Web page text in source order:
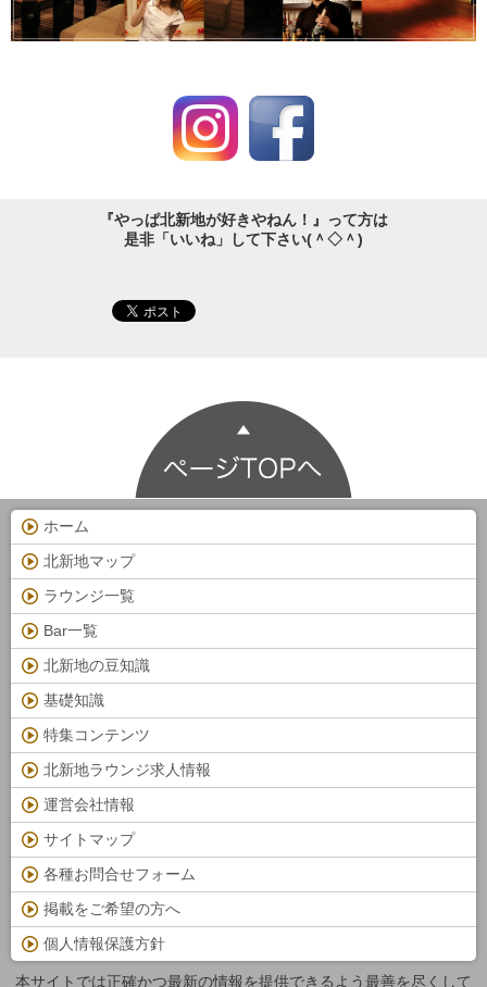
『やっぱ北新地が好きやねん！』って方は
是非「いいね」して下さい(＾◇＾)
ホーム
北新地マップ
ラウンジ一覧
Bar一覧
北新地の豆知識
基礎知識
特集コンテンツ
北新地ラウンジ求人情報
運営会社情報
サイトマップ
各種お問合せフォーム
掲載をご希望の方へ
個人情報保護方針
本サイトでは正確かつ最新の情報を提供できるよう最善を尽くして